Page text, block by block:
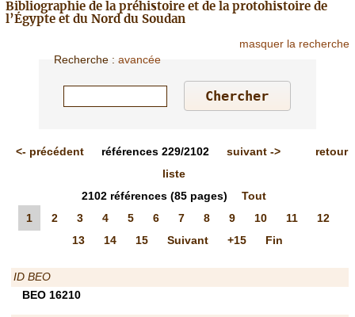
Bibliographie de la préhistoire et de la protohistoire de
l’Égypte et du Nord du Soudan
masquer la recherche
Recherche :avancée
<- précédent références229/2102 suivant->
retour
liste
2102 références(85 pages)
Tout
1
2 3 4 5 6 7 8 9 10 11
12
13
14 15 Suivant +15 Fin
ID BEO
BEO 16210